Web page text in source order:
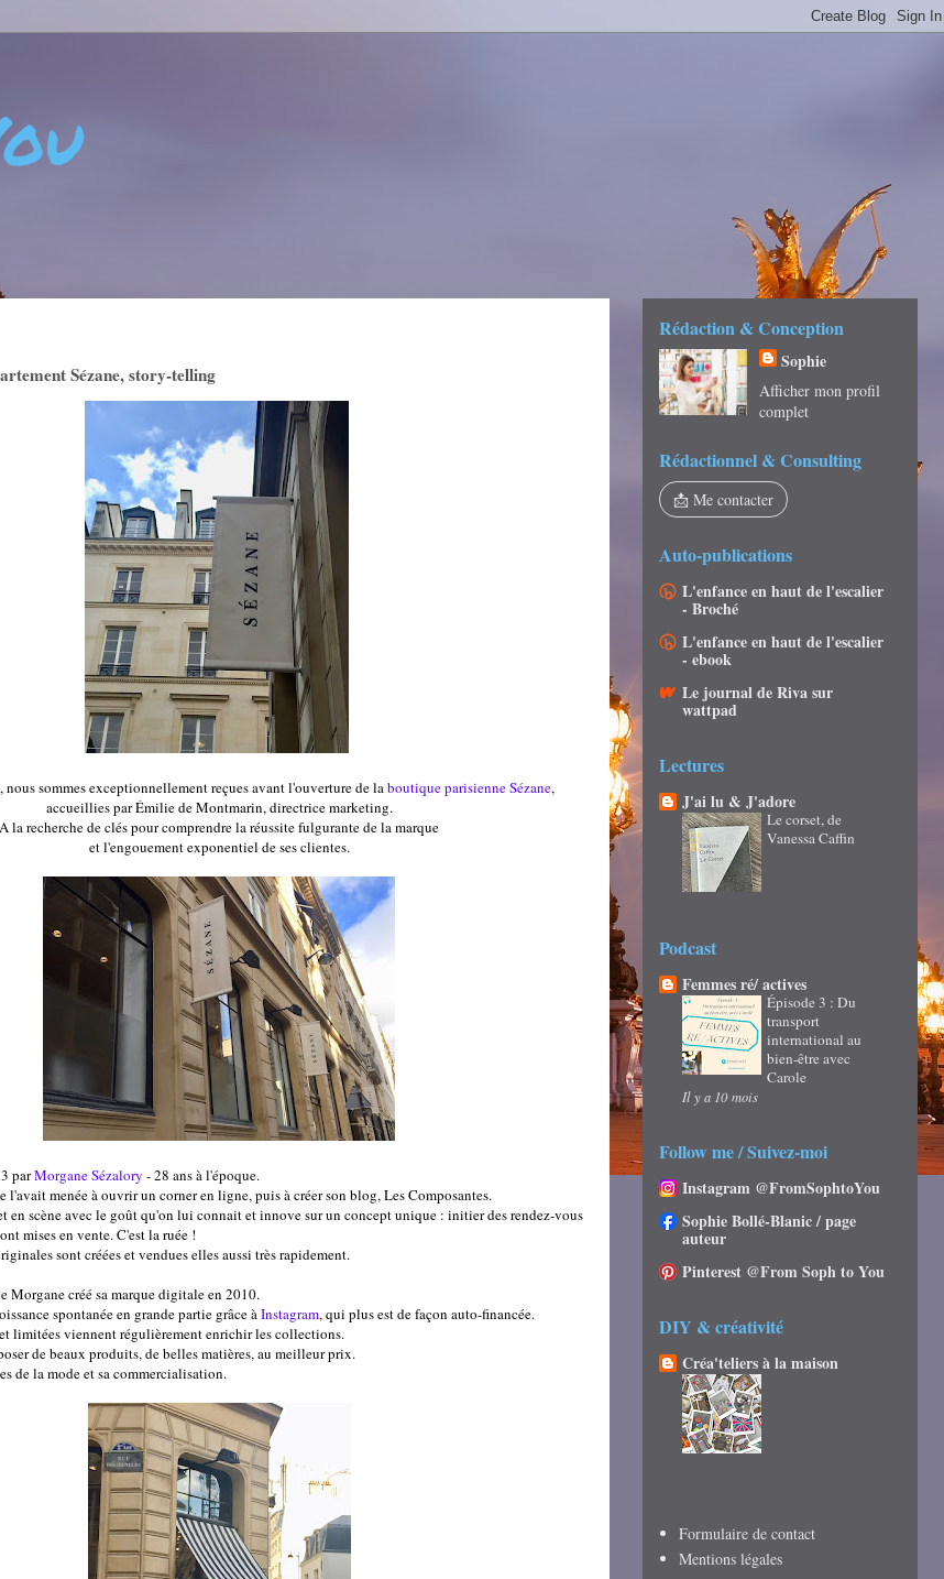
- ART DE VIVRE - BIEN-ÊTRE - POSITIVITÉ -
Sézane, story-telling
nous sommes exceptionnellement reçues avant l'ouverture de laboutique parisienne Sézane,
accueillies par Émilie de Montmarin, directrice marketing.
A la recherche de clés pour comprendre la réussite fulgurante de la marque
et l'engouement exponentiel de ses clientes.
parMorgane Sézalory - 28 ans à l'époque.
l'avait menée à ouvrir un corner en ligne, puis à créer son blog, Les Composantes.
en scène avec le goût qu'on lui connait et innove sur un concept unique : initier des rendez-vous
mises en vente. C'est la ruée !
sont créées et vendues elles aussi très rapidement.
Morgane créé sa marque digitale en 2010.
spontanée en grande partie grâce àInstagram, qui plus est de façon auto-financée.
limitées viennent régulièrement enrichir les collections.
de beaux produits, de belles matières, au meilleur prix.
de la mode et sa commercialisation.
Rédaction & Conception
Sophie
Afficher mon profil
complet
Rédactionnel & Consulting
📩 Me contacter
Auto-publications
L'enfance en haut de l'escalier
- Broché
L'enfance en haut de l'escalier
- ebook
Le journal de Riva sur
wattpad
Lectures
J'ai lu & J'adore
Le corset, de
Vanessa Caffin
Podcast
Femmes ré/ actives
Épisode 3 : Du
transport
international au
bien-être avec
Carole
Il y a 10 mois
Follow me / Suivez-moi
Instagram @FromSophtoYou
Sophie Bollé-Blanic / page
auteur
Pinterest @From Soph to You
DIY & créativité
Créa'teliers à la maison
Formulaire de contact
Mentions légales